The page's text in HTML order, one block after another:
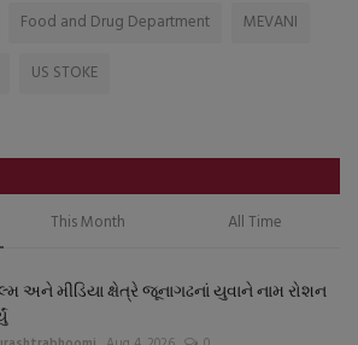
Food and Drug Department
MEVANI
US STOKE
This Month All Time
અને મીડિયા ક્ષેત્રે જૂનાગઢનાં યુવાને નામ રોશન